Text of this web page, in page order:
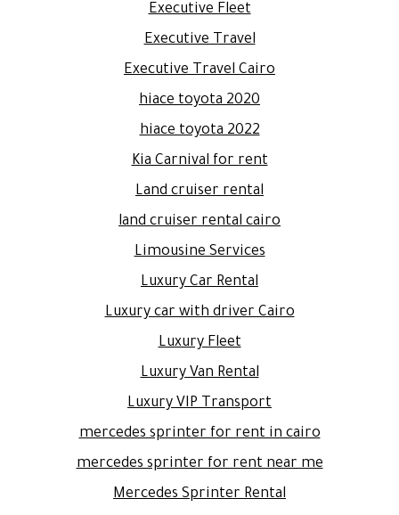
Executive Fleet
Executive Travel
Executive Travel Cairo
hiace toyota 2020
hiace toyota 2022
Kia Carnival for rent
Land cruiser rental
land cruiser rental cairo
Limousine Services
Luxury Car Rental
Luxury car with driver Cairo
Luxury Fleet
Luxury Van Rental
Luxury VIP Transport
mercedes sprinter for rent in cairo
mercedes sprinter for rent near me
Mercedes Sprinter Rental